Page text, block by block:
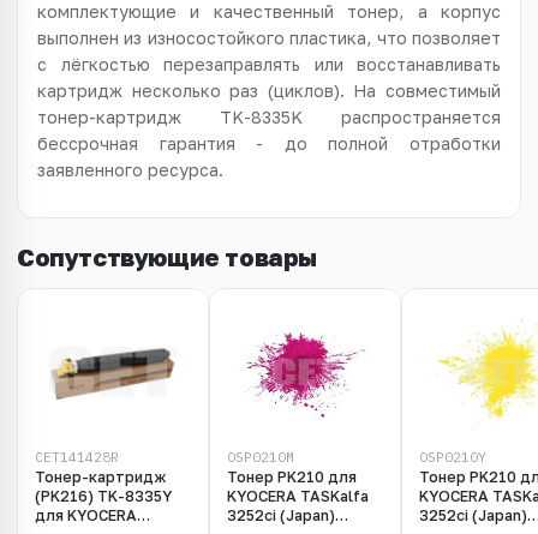
комплектующие и качественный тонер, а корпус
выполнен из износостойкого пластика, что позволяет
с лёгкостью перезаправлять или восстанавливать
картридж несколько раз (циклов). На совместимый
тонер-картридж TK-8335K распространяется
бессрочная гарантия - до полной отработки
заявленного ресурса.
Сопутствующие товары
CET141428R
Тонер-картридж
(PK216) TK-8335Y
для KYOCERA
OSP0210M
Тонер PK210 для
KYOCERA TASKalfa
3252ci (Japan)
OSP0210Y
Тонер PK210
KYOCERA
3252ci (Japan)